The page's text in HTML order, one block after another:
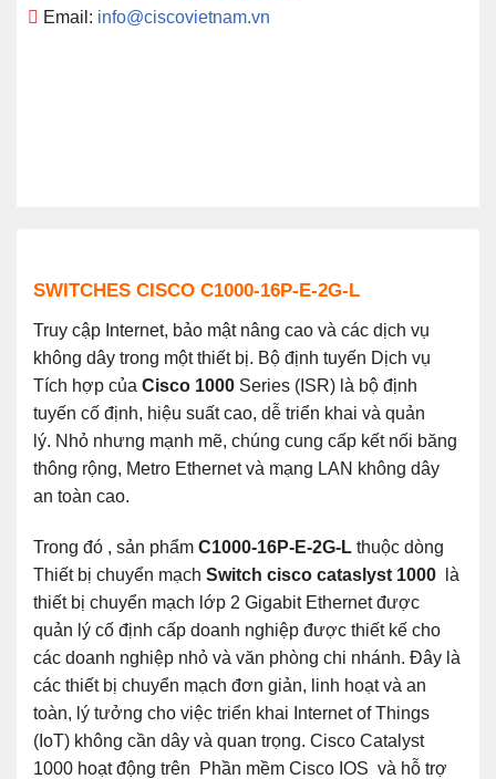
Email: info@ciscovietnam.vn
SWITCHES CISCO C1000-16P-E-2G-L
Truy cập Internet, bảo mật nâng cao và các dịch vụ
không dây trong một thiết bị. Bộ định tuyến Dịch vụ
Tích hợp của Cisco 1000 Series (ISR) là bộ định
tuyến cố định, hiệu suất cao, dễ triển khai và quản
lý. Nhỏ nhưng mạnh mẽ, chúng cung cấp kết nối băng
thông rộng, Metro Ethernet và mạng LAN không dây
an toàn cao.
Trong đó , sản phẩm C1000-16P-E-2G-L thuộc dòng
Thiết bị chuyển mạch Switch cisco cataslyst 1000
là
thiết bị chuyển mạch lớp 2 Gigabit Ethernet được
quản lý cố định cấp doanh nghiệp được thiết kế cho
các doanh nghiệp nhỏ và văn phòng chi nhánh. Đây là
các thiết bị chuyển mạch đơn giản, linh hoạt và an
toàn, lý tưởng cho việc triển khai Internet of Things
(IoT) không cần dây và quan trọng. Cisco Catalyst
1000 hoạt động trên Phần mềm Cisco IOS và hỗ trợ